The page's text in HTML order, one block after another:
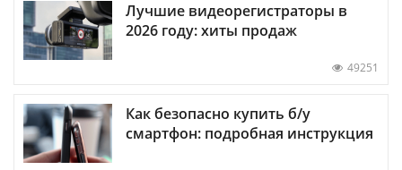
Лучшие видеорегистраторы в
2026 году: хиты продаж
49251
Как безопасно купить б/у
смартфон: подробная инструкция